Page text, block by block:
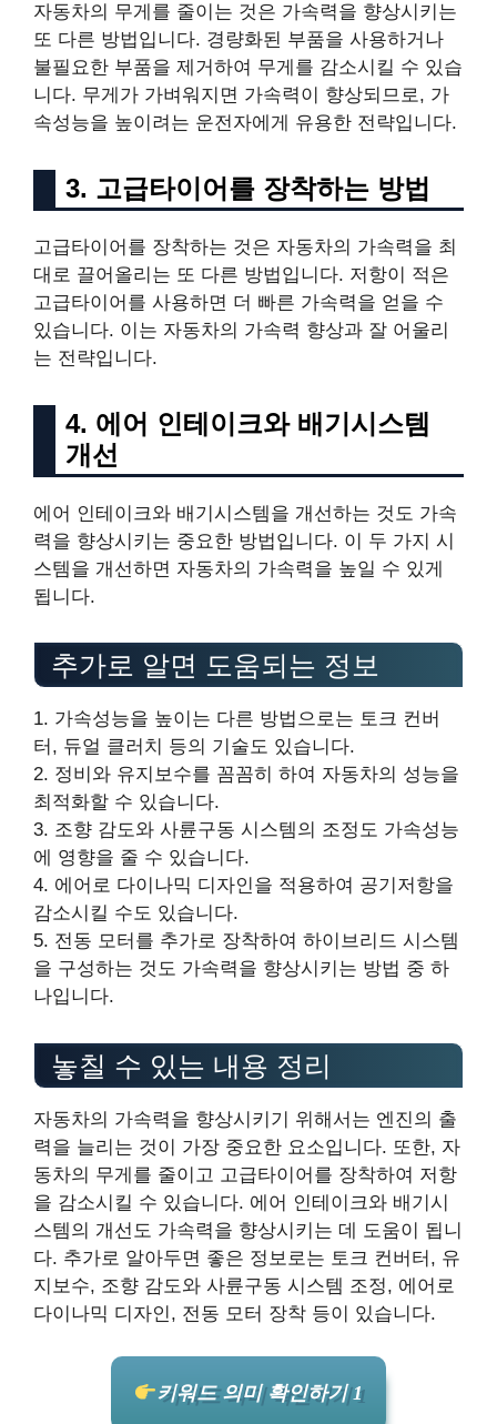
자동차의 무게를 줄이는 것은 가속력을 향상시키는
또 다른 방법입니다. 경량화된 부품을 사용하거나
불필요한 부품을 제거하여 무게를 감소시킬 수 있습
니다. 무게가 가벼워지면 가속력이 향상되므로, 가
속성능을 높이려는 운전자에게 유용한 전략입니다.
3. 고급타이어를 장착하는 방법
고급타이어를 장착하는 것은 자동차의 가속력을 최
대로 끌어올리는 또 다른 방법입니다. 저항이 적은
고급타이어를 사용하면 더 빠른 가속력을 얻을 수
있습니다. 이는 자동차의 가속력 향상과 잘 어울리
는 전략입니다.
4. 에어 인테이크와 배기시스템
개선
에어 인테이크와 배기시스템을 개선하는 것도 가속
력을 향상시키는 중요한 방법입니다. 이 두 가지 시
스템을 개선하면 자동차의 가속력을 높일 수 있게
됩니다.
추가로 알면 도움되는 정보
1. 가속성능을 높이는 다른 방법으로는 토크 컨버
터, 듀얼 클러치 등의 기술도 있습니다.
2. 정비와 유지보수를 꼼꼼히 하여 자동차의 성능을
최적화할 수 있습니다.
3. 조향 감도와 사륜구동 시스템의 조정도 가속성능
에 영향을 줄 수 있습니다.
4. 에어로 다이나믹 디자인을 적용하여 공기저항을
감소시킬 수도 있습니다.
5. 전동 모터를 추가로 장착하여 하이브리드 시스템
을 구성하는 것도 가속력을 향상시키는 방법 중 하
나입니다.
놓칠 수 있는 내용 정리
자동차의 가속력을 향상시키기 위해서는 엔진의 출
력을 늘리는 것이 가장 중요한 요소입니다. 또한, 자
동차의 무게를 줄이고 고급타이어를 장착하여 저항
을 감소시킬 수 있습니다. 에어 인테이크와 배기시
스템의 개선도 가속력을 향상시키는 데 도움이 됩니
다. 추가로 알아두면 좋은 정보로는 토크 컨버터, 유
지보수, 조향 감도와 사륜구동 시스템 조정, 에어로
다이나믹 디자인, 전동 모터 장착 등이 있습니다.
키워드 의미 확인하기 1